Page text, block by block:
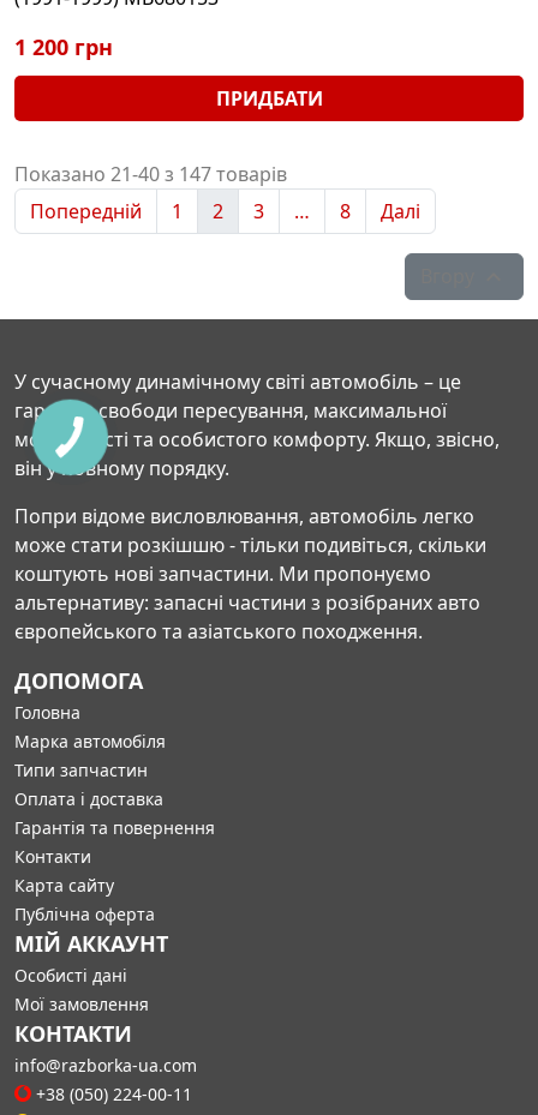
1 200 грн
ПРИДБАТИ
Показано 21-40 з 147 товарів
Попередній
1 2 3 … 8 Далі
У сучасному динамічному світі автомобіль – це
гарантія свободи пересування, максимальної
мобільності та особистого комфорту. Якщо, звісно,
він у повному порядку.
Попри відоме висловлювання, автомобіль легко
може стати розкішшю - тільки подивіться, скільки
коштують нові запчастини. Ми пропонуємо
альтернативу: запасні частини з розібраних авто
європейського та азіатського походження.
ДОПОМОГА
Головна
Марка автомобіля
Типи запчастин
Оплата і доставка
Гарантія та повернення
Контакти
Карта сайту
Публічна оферта
МІЙ АККАУНТ
Особисті дані
Мої замовлення
КОНТАКТИ
info@razborka-ua.com
+38 (050) 224-00-11